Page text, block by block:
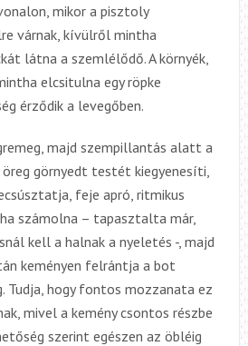
mikor a pisztoly
várnak, kívülről mintha
látna a szemlélődő. A környék,
elcsitulna egy röpke
érződik a levegőben.
majd szempillantás alatt a
görnyedt testét kiegyenesíti,
feje apró, ritmikus
számolna – tapasztalta már,
kell a halnak a nyeletés -, majd
keményen felrántja a bot
Tudja, hogy fontos mozzanata ez
mivel a kemény csontos részbe
szerint egészen az öbléig